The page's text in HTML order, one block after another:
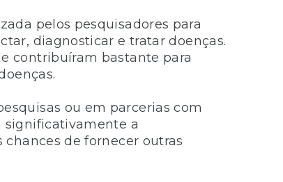
pelos pesquisadores para
diagnosticar e tratar doenças.
contribuíram bastante para
ou em parcerias com
significativamente a
de fornecer outras